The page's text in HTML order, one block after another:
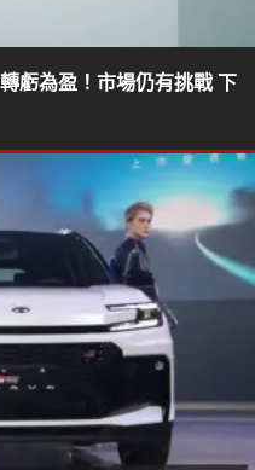
虧為盈！市場仍有挑戰 下